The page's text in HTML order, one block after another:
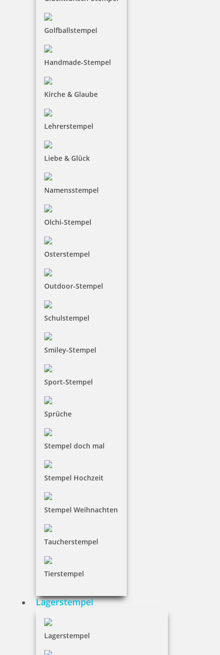
Golfballstempel
Handmade-Stempel
Kirche & Glaube
Lehrerstempel
Liebe & Glück
Namensstempel
Olchi-Stempel
Osterstempel
Outdoor-Stempel
Schulstempel
Smiley-Stempel
Sport-Stempel
Sprüche
Stempel doch mal
Stempel Hochzeit
Stempel Weihnachten
Taucherstempel
Tierstempel
Lagerstempel
Lagerstempel
Colop Printer 52 Datumstempel mit Text 30x20 mm
Jetzt gestalten
Colop Printer 53 Datumstempel mit Text 45x30 mm
Jetzt gestalten
Colop Printer 53 zweifarbiger Datumstempel mit Text 45x30 mm
Colop Printer 54 Datumstempel mit Text 50x40 mm
Jetzt gestalten